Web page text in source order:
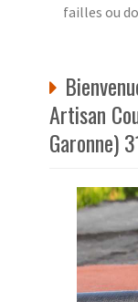
failles ou
Artisan
Garonne)